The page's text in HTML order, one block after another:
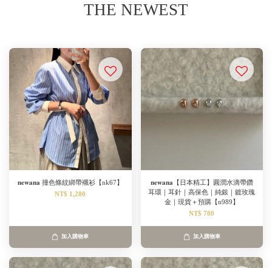
THE NEWEST
𝐧𝐞𝐰𝐚𝐧𝐚 撞色條紋綁帶襯衫【nk67】
NT$ 1,280
加入購物車
𝐧𝐞𝐰𝐚𝐧𝐚【日本精工】圓潤水滴帶鑽
耳環｜耳針｜高保色｜純銀｜鍍玫瑰
金｜現貨＋預購【n989】
NT$ 780
加入購物車